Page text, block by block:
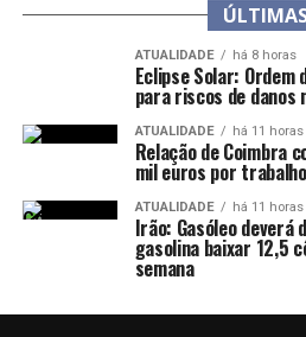
ATUALIDADE há 8 horas
Eclipse Solar:
para riscos de danos
ATUALIDADE há 11 horas
Relação de Coimbra
mil euros por
ATUALIDADE há 11 horas
Irão: Gasóleo deverá
gasolina baixar 12,5
semana